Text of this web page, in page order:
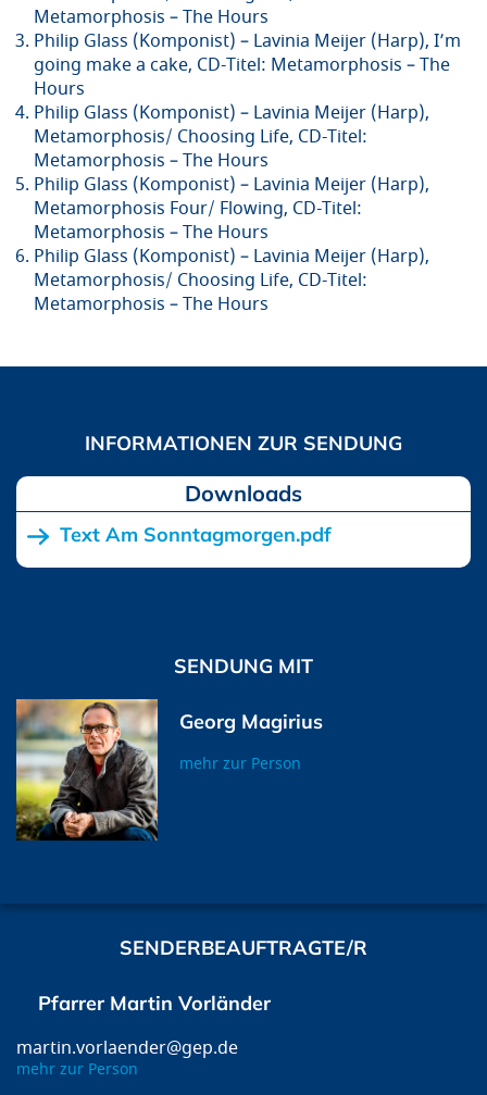
Metamorphosis – The Hours
Philip Glass (Komponist) – Lavinia Meijer (Harp), I’m
going make a cake, CD-Titel: Metamorphosis – The
Hours
Philip Glass (Komponist) – Lavinia Meijer (Harp),
Metamorphosis/ Choosing Life, CD-Titel:
Metamorphosis – The Hours
Philip Glass (Komponist) – Lavinia Meijer (Harp),
Metamorphosis Four/ Flowing, CD-Titel:
Metamorphosis – The Hours
Philip Glass (Komponist) – Lavinia Meijer (Harp),
Metamorphosis/ Choosing Life, CD-Titel:
Metamorphosis – The Hours
Downloads
Text Am Sonntagmorgen.pdf
SENDUNG MIT
Georg Magirius
mehr zur Person
SENDERBEAUFTRAGTE/R
Pfarrer Martin Vorländer
martin.vorlaender@gep.de
mehr zur Person